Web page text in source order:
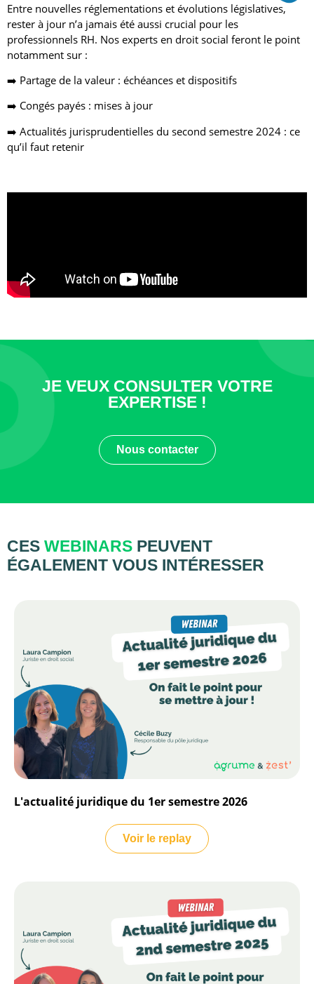
Entre nouvelles réglementations et évolutions législatives,
rester à jour n’a jamais été aussi crucial pour les
professionnels RH. Nos experts en droit social feront le point
notamment sur :
➡️ Partage de la valeur : échéances et dispositifs
➡️ Congés payés : mises à jour
➡️ Actualités jurisprudentielles du second semestre 2024 : ce
qu’il faut retenir
JE VEUX CONSULTER VOTRE
EXPERTISE !
Nous contacter
CES WEBINARS PEUVENT
ÉGALEMENT VOUS INTÉRESSER
L'actualité juridique du 1er semestre 2026
Voir le replay